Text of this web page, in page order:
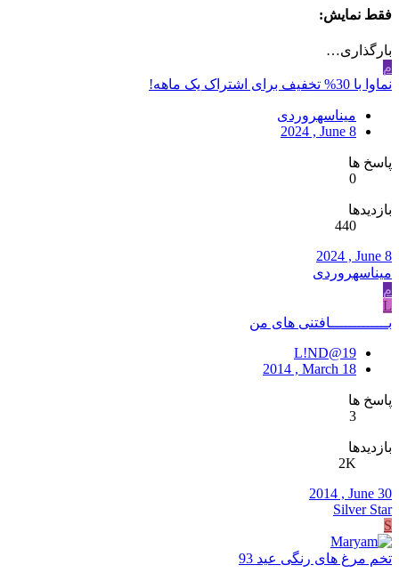
فقط نمایش:
بارگذاری…
م
نماوا با 30% تخفیف برای اشتراک یک ماهه!
میناسهروردی
2024 , June 8
پاسخ ها
0
بازدیدها
440
2024 , June 8
میناسهروردی
م
L
بـــــــــــــافتنی های من
L!ND@19
2014 , March 18
پاسخ ها
3
بازدیدها
2K
2014 , June 30
Silver Star
S
تخم مرغ های رنگی عید 93